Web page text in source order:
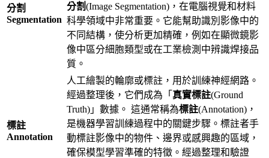
分割
Segmentation
分割(Image Segmentation)，在電腦視覺和材料
科學領域中非常重要。它能幫助識別影像中的
不同結構，使分析更加精確，例如在顯微鏡影
像中區分細胞類型或在工業檢測中辨識焊接品
質。
標註
Annotation
人工繪製的輪廓或標註，用於訓練神經網路。
經過整理後，它們成為「 真實標註(Ground
Truth)」數據。 這通常稱為標註(Annotation)，
是機器學習訓練過程中的關鍵步驟。標註者手
動標註影像中的物件、邊界或感興趣的區域，
確保模型學習準確的特徵。經過整理和驗證